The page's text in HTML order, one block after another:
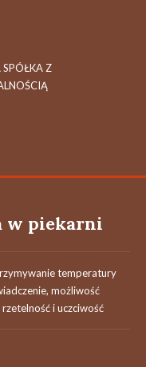
SPÓŁKA Z
w piekarni
temperatury
możliwość
i uczciwość